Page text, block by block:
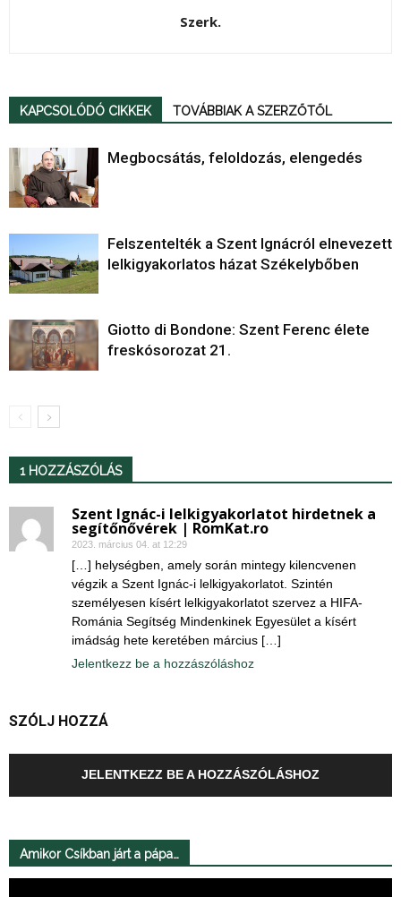
Szerk.
KAPCSOLÓDÓ CIKKEK TOVÁBBIAK A SZERZŐTŐL
Megbocsátás, feloldozás, elengedés
Felszentelték a Szent Ignácról elnevezett
lelkigyakorlatos házat Székelybőben
Giotto di Bondone: Szent Ferenc élete
freskósorozat 21.
1 HOZZÁSZÓLÁS
Szent Ignác-i lelkigyakorlatot hirdetnek a
segítőnővérek | RomKat.ro
2023. március 04. at 12:29
[…] helységben, amely során mintegy kilencvenen
végzik a Szent Ignác-i lelkigyakorlatot. Szintén
személyesen kísért lelkigyakorlatot szervez a HIFA-
Románia Segítség Mindenkinek Egyesület a kísért
imádság hete keretében március […]
Jelentkezz be a hozzászóláshoz
SZÓLJ HOZZÁ
JELENTKEZZ BE A HOZZÁSZÓLÁSHOZ
Amikor Csíkban járt a pápa…